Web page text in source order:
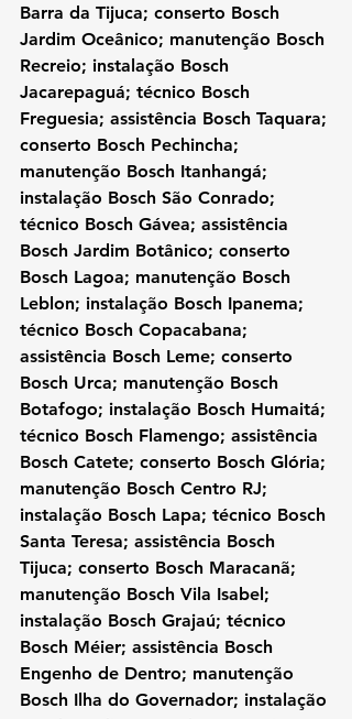
Barra da Tijuca; conserto Bosch
Jardim Oceânico; manutenção Bosch
Recreio; instalação Bosch
Jacarepaguá; técnico Bosch
Freguesia; assistência Bosch Taquara;
conserto Bosch Pechincha;
manutenção Bosch Itanhangá;
instalação Bosch São Conrado;
técnico Bosch Gávea; assistência
Bosch Jardim Botânico; conserto
Bosch Lagoa; manutenção Bosch
Leblon; instalação Bosch Ipanema;
técnico Bosch Copacabana;
assistência Bosch Leme; conserto
Bosch Urca; manutenção Bosch
Botafogo; instalação Bosch Humaitá;
técnico Bosch Flamengo; assistência
Bosch Catete; conserto Bosch Glória;
manutenção Bosch Centro RJ;
instalação Bosch Lapa; técnico Bosch
Santa Teresa; assistência Bosch
Tijuca; conserto Bosch Maracanã;
manutenção Bosch Vila Isabel;
instalação Bosch Grajaú; técnico
Bosch Méier; assistência Bosch
Engenho de Dentro; manutenção
Bosch Ilha do Governador; instalação